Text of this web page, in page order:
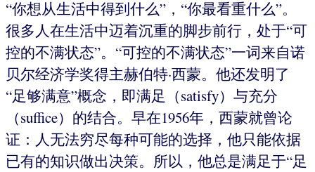
“你想从生活中得到什么”，“你最看重什么”。
很多人在生活中迈着沉重的脚步前行，处于“可
控的不满状态”。“可控的不满状态”一词来自诺
贝尔经济学奖得主赫伯特·西蒙。他还发明了
“足够满意”概念，即满足（satisfy）与充分
（suffice）的结合。早在1956年，西蒙就曾论
证：人无法穷尽每种可能的选择，他只能依据
已有的知识做出决策。所以，他总是满足于“足